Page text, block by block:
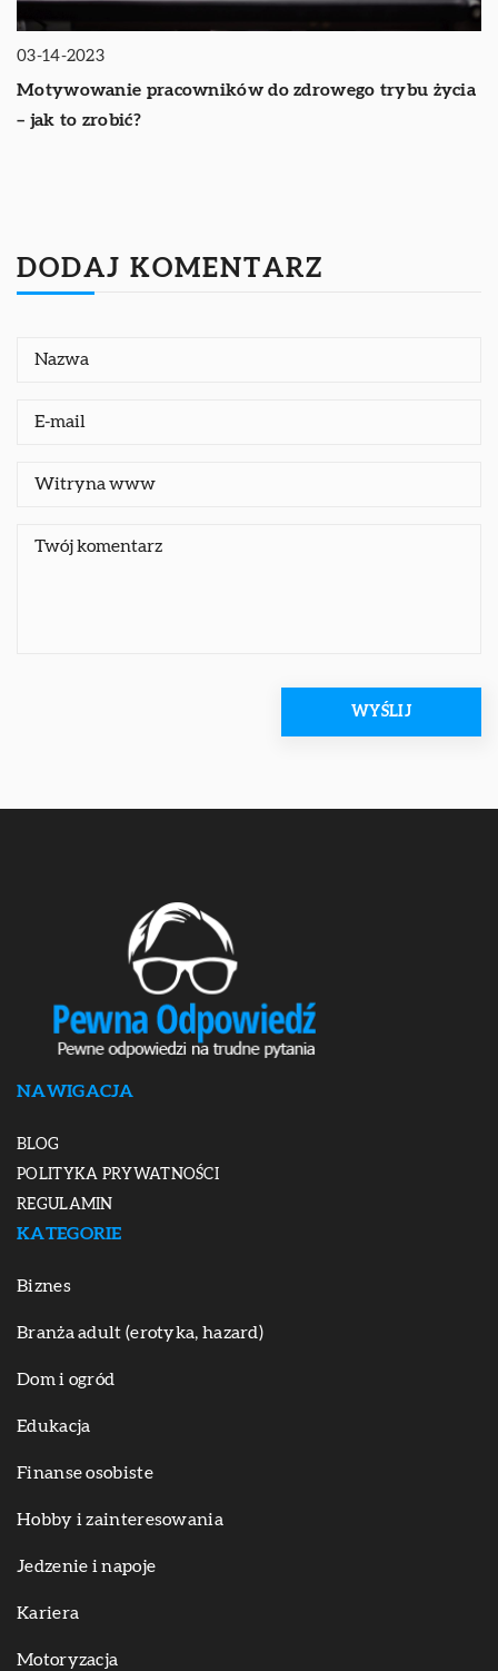
03-14-2023
Motywowanie pracowników do zdrowego trybu życia
– jak to zrobić?
DODAJ KOMENTARZ
NAWIGACJA
BLOG
POLITYKA PRYWATNOŚCI
REGULAMIN
KATEGORIE
Biznes
Branża adult (erotyka, hazard)
Dom i ogród
Edukacja
Finanse osobiste
Hobby i zainteresowania
Jedzenie i napoje
Kariera
Motoryzacja